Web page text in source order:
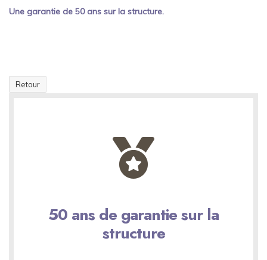
Une garantie de 50 ans sur la structure.
Retour
50 ans de garantie sur la
structure